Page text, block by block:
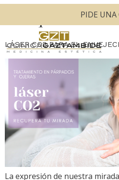
PIDE UNA
Etiqueta:
LÁSER CO2 PARA EL
La expresión de nuestra